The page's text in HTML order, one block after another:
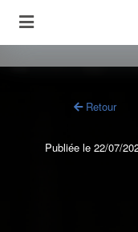
Retour
Publiée le 22/07/